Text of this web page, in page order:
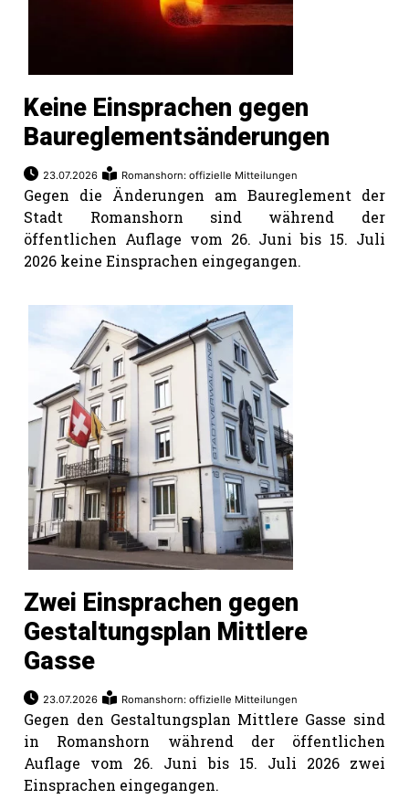
Keine Einsprachen gegen
Baureglementsänderungen
23.07.2026 Romanshorn: offizielle Mitteilungen
Gegen die Änderungen am Baureglement der
Stadt Romanshorn sind während der
öffentlichen Auflage vom 26. Juni bis 15. Juli
2026 keine Einsprachen eingegangen.
Zwei Einsprachen gegen
Gestaltungsplan Mittlere
Gasse
23.07.2026 Romanshorn: offizielle Mitteilungen
Gegen den Gestaltungsplan Mittlere Gasse sind
in Romanshorn während der öffentlichen
Auflage vom 26. Juni bis 15. Juli 2026 zwei
Einsprachen eingegangen.